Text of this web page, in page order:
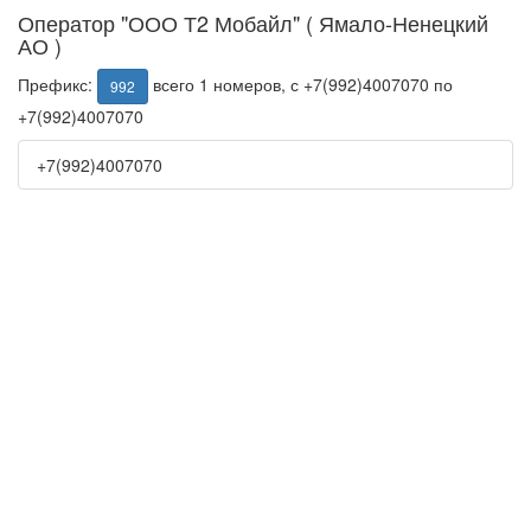
Оператор "ООО Т2 Мобайл" ( Ямало-Ненецкий
АО )
Префикс: 992
всего 1 номеров, с +7(992)4007070 по
+7(992)4007070
+7(992)4007070